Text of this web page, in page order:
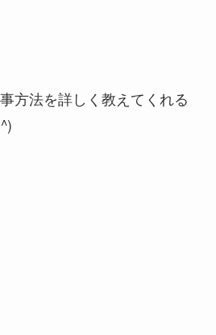
方法を詳しく教えてくれる